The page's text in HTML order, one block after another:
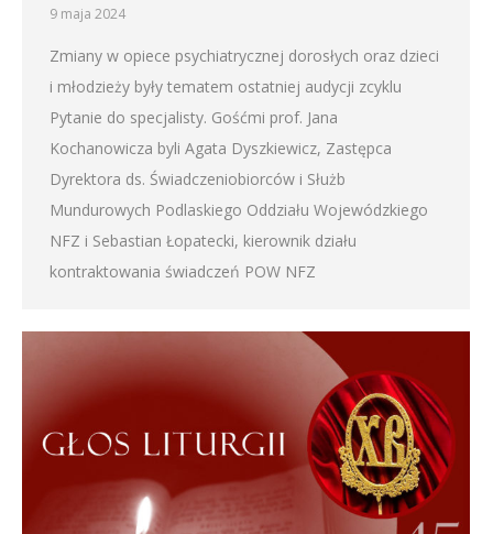
9 maja 2024
Zmiany w opiece psychiatrycznej dorosłych oraz dzieci
i młodzieży były tematem ostatniej audycji zcyklu
Pytanie do specjalisty. Gośćmi prof. Jana
Kochanowicza byli Agata Dyszkiewicz, Zastępca
Dyrektora ds. Świadczeniobiorców i Służb
Mundurowych Podlaskiego Oddziału Wojewódzkiego
NFZ i Sebastian Łopatecki, kierownik działu
kontraktowania świadczeń POW NFZ